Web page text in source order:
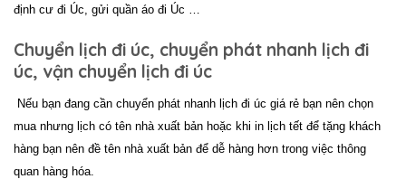
định cư đi Úc, gửi quần áo đi Úc …
Chuyển lịch đi úc, chuyển phát nhanh lịch đi
úc, vận chuyển lịch đi úc
Nếu bạn đang cần chuyển phát nhanh lịch đi úc giá rẻ bạn nên chọn
mua nhưng lịch có tên nhà xuất bản hoặc khi in lịch tết để tặng khách
hàng bạn nên đề tên nhà xuất bản để dễ hàng hơn trong việc thông
quan hàng hóa.